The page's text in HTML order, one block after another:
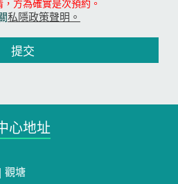
私隱政策聲明。
提交
心地址​
| 觀塘